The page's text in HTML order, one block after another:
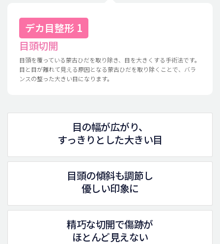
デカ目整形 1
目頭切開
目頭を覆っている蒙古ひだを取り除き、目を大きくする手術法です。
目と目が離れて見える原因となる蒙古ひだを取り除くことで、バラ
ンスの整った大きい目になります。
目の幅が広がり、
すっきりとした大きい目
目頭の傾斜も調節し
優しい印象に
精巧な切開で傷跡が
ほとんど見えない